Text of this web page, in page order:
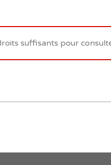
suffisants pour